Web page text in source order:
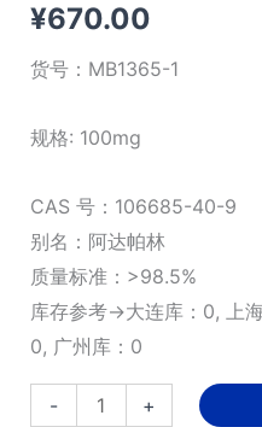
¥670.00
货号： MB1365-1
规格: 100mg
CAS 号：106685-40-9
别名：阿达帕林
质量标准：>98.5%
库存参考→大连库：0, 上
0, 广州库：0
-
Adapalene
+